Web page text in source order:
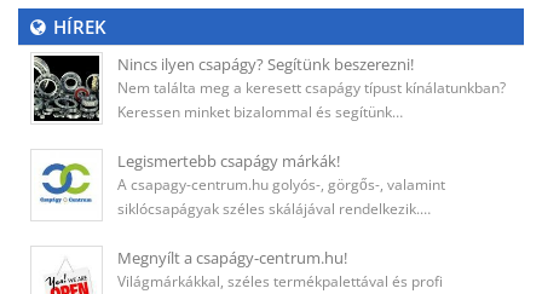
HÍREK
Nincs ilyen csapágy? Segítünk beszerezni!
Nem találta meg a keresett csapágy típust kínálatunkban?
Keressen minket bizalommal és segítünk…
Legismertebb csapágy márkák!
A csapagy-centrum.hu golyós-, görgős-, valamint
siklócsapágyak széles skálájával rendelkezik.…
Megnyílt a csapágy-centrum.hu!
Világmárkákkal, széles termékpalettával és profi